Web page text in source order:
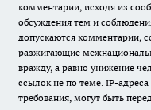
комментарии, исходя из
обсуждения тем и
допускаются комментарии,
разжигающие
вражду, а равно унижение
ссылок не по теме. IP-
требования, могут быть